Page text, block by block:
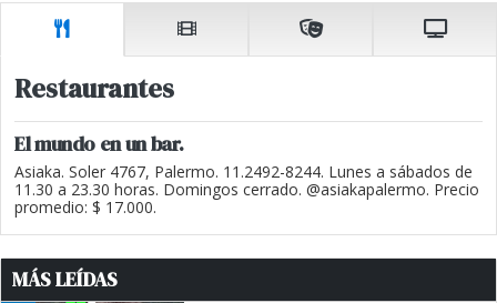
Restaurantes
El mundo en un bar.
Asiaka. Soler 4767, Palermo. 11.2492-8244. Lunes a sábados de
11.30 a 23.30 horas. Domingos cerrado. @asiakapalermo. Precio
promedio: $ 17.000.
MÁS LEÍDAS